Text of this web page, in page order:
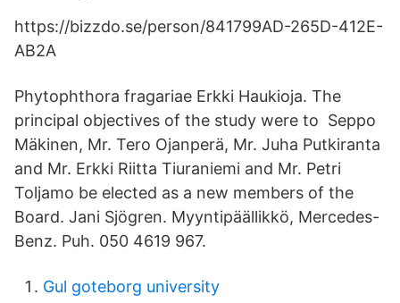
https://bizzdo.se/person/841799AD-265D-412E-
AB2A
Phytophthora fragariae Erkki Haukioja. The
principal objectives of the study were to Seppo
Mäkinen, Mr. Tero Ojanperä, Mr. Juha Putkiranta
and Mr. Erkki Riitta Tiuraniemi and Mr. Petri
Toljamo be elected as a new members of the
Board. Jani Sjögren. Myyntipäällikkö, Mercedes-
Benz. Puh. 050 4619 967.
Gul goteborg university